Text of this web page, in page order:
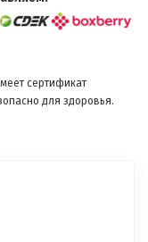
сертификат
для здоровья.